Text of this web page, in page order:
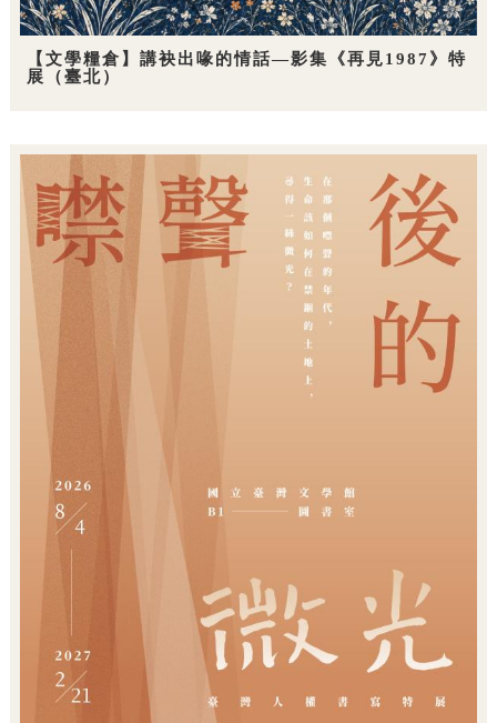
【文學糧倉】講袂出喙的情話—影集《再見1987》特
展（臺北）